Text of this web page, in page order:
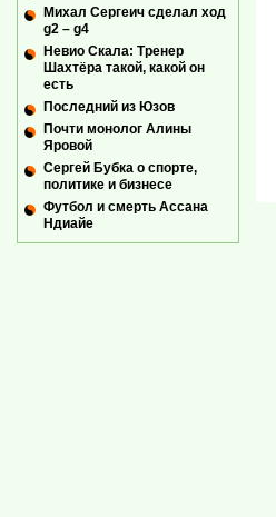
Михал Сергеич сделал ход
g2 – g4
Невио Скала: Тренер
Шахтёра такой, какой он
есть
Последний из Юзов
Почти монолог Алины
Яровой
Сергей Бубка о спорте,
политике и бизнесе
Футбол и смерть Ассана
Ндиайе